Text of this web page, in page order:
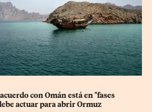
con Omán está en "fases
actuar para abrir Ormuz